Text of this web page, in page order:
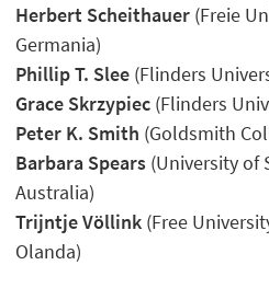
Herbert Scheithauer (Freie
Germania)
Phillip T. Slee (Flinders
Grace Skrzypiec (Flinders
Peter K. Smith (Goldsmith
Barbara Spears (University of
Australia)
Trijntje Völlink (Free
Olanda)